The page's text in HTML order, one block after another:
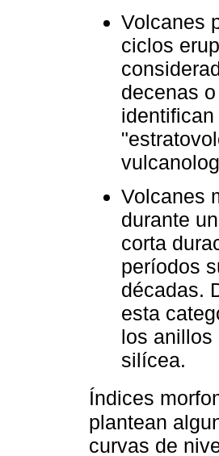
Volcanes
ciclos
decenas
Volcanes
durante
corta
períodos
décadas.
esta
los anillos
silícea.
Índices
plantean
curvas de